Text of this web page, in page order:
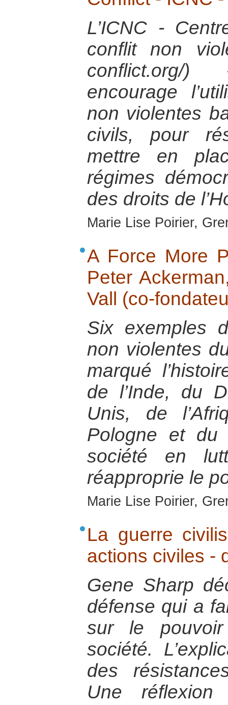
L’ICNC -
conflit non
encourage
non violentes
civils, pour
mettre en
régimes
des droits de
Marie Lise Poirier,
A Force More
Peter
Vall (co-
Six exemples
non violentes
marqué
de l’Inde, du
Unis, de
Pologne et du
société en
réapproprie le
Marie Lise Poirier,
La guerre
actions civiles -
Gene Sharp
défense qui a
sur le
société.
des
Une